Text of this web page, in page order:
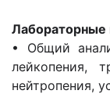
Лабораторные
• Общий
лейкопения,
нейтропения,